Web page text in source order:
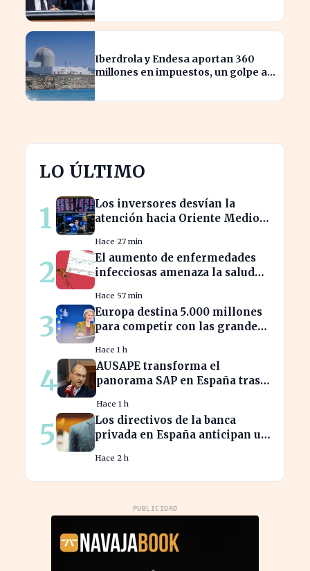
Iberdrola y Endesa aportan 360
millones en impuestos, un golpe al
LO ÚLTIMO
1
Los inversores desvían la
atención hacia Oriente Medio
desploma
Hace 27 min
2
El aumento de enfermedades
infecciosas amenaza la salud
Hace 57 min
3
Europa destina 5.000 millones
para competir con las grandes
Hace 1 h
4
AUSAPE transforma el
panorama SAP en España tras
Hace 1 h
5
Los directivos de la banca
privada en España anticipan un
beneficios
Hace 2 h
PUBLICIDAD